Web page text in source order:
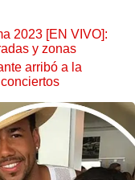
2023 [EN VIVO]:
y zonas
arribó a la